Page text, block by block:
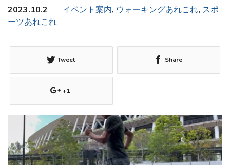
2023.10.2 イベント案内, ウォーキングあれこれ, スポ
ーツあれこれ
Tweet Share
+1